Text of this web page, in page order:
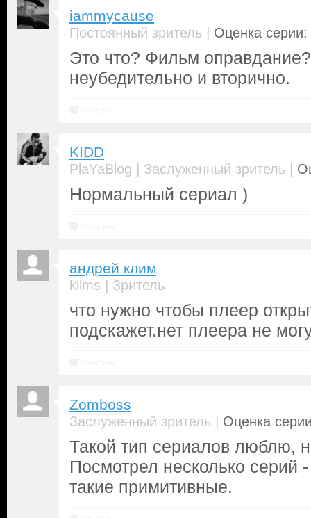
iammycause
Постоянный зритель | Оценка серии:
Это что? Фильм
неубедительно и вторично.
KIDD
PlaYaBlog | Заслуженный зритель |
Нормальный сериал )
андрей клим
kllms | Зритель
что нужно чтобы плеер
подскажет.нет плеера не
Zomboss
Заслуженный зритель | Оценка
Такой тип сериалов люблю,
Посмотрел несколько серий
такие примитивные.